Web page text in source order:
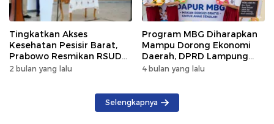
Tingkatkan Akses
Kesehatan Pesisir Barat,
Prabowo Resmikan RSUD
KH Muhammad Thohir
2 bulan yang lalu
Program MBG Diharapkan
Mampu Dorong Ekonomi
Daerah, DPRD Lampung
Tekankan Pemanfaatan
4 bulan yang lalu
Selengkapnya